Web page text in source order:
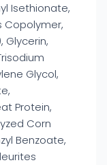
Isethionate,
Copolymer,
Glycerin,
Glycol,
Protein,
Corn
Benzoate,